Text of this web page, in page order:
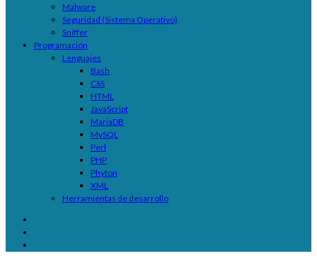
Malware
Seguridad (Sistema Operativo)
Sniffer
Programación
Lenguajes
Bash
CSS
HTML
JavaScript
MariaDB
MySQL
Perl
PHP
Phyton
XML
Herramientas de desarrollo